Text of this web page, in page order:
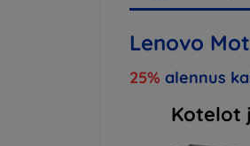
Lenovo
25% alennus
Kotelot